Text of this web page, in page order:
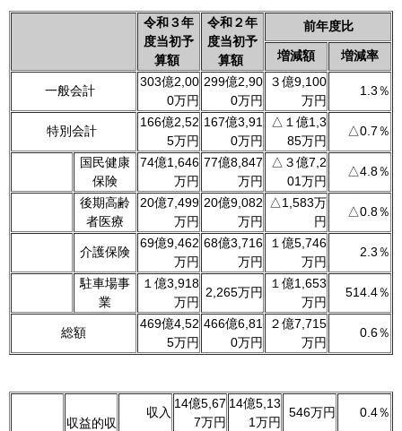
令和３年
度当初予
算額
令和２年
度当初予
算額
前年度比
増減額 増減率
一般会計
303億2,00
0万円
299億2,90
0万円
３億9,100
万円
1.3％
特別会計
166億2,52
5万円
167億3,91
0万円
△１億1,3
85万円
△0.7％
国民健康
保険
74億1,646
万円
77億8,847
万円
△３億7,2
01万円
△4.8％
後期高齢
者医療
20億7,499
万円
20億9,082
万円
△1,583万
円
△0.8％
介護保険
69億9,462
万円
68億3,716
万円
１億5,746
万円
2.3％
駐車場事
業
１億3,918
万円
2,265万円
１億1,653
万円
514.4％
総額
469億4,52
5万円
466億6,81
0万円
２億7,715
万円
0.6％
収益的収
収入
14億5,67
7万円
14億5,13
1万円
546万円 0.4％